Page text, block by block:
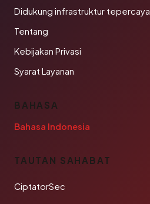
Didukung infrastruktur tepercaya
Tentang
Kebijakan Privasi
Syarat Layanan
BAHASA
Bahasa Indonesia
TAUTAN SAHABAT
CiptatorSec